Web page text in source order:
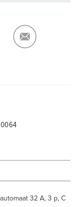
TOEVOEGEN
32 A, 3 p, C